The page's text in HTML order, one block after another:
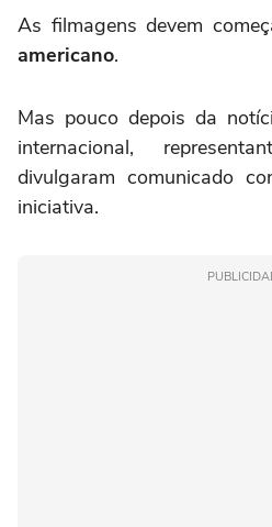
As filmagens devem
americano.
Mas pouco depois da
internacional,
divulgaram comunicado
iniciativa.